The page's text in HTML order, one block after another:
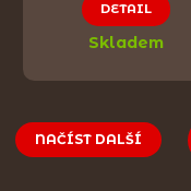
DETAIL
Skladem
NAČÍST DALŠÍ